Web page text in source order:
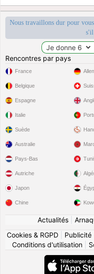
Nous travaillons dur pour
Rencontres par pays
France
Belgique
Espagne
Italie
Suède
Australie
Pays-Bas
Autriche
Japon
Chine
Actualités|
Cookies & RGPD
Publicité
Conditions d'utilisation|